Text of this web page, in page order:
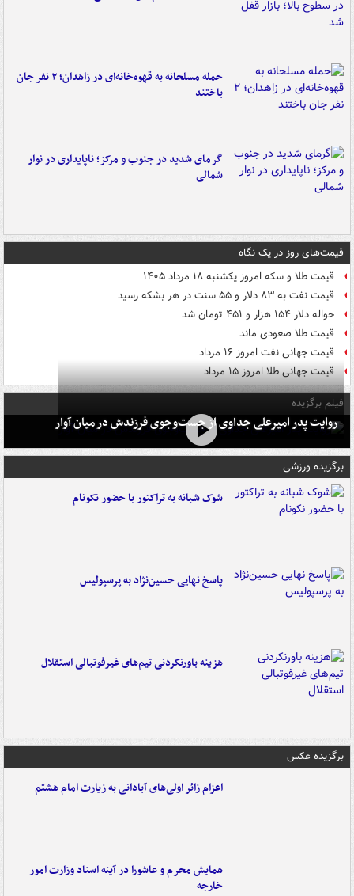
حمله مسلحانه به قهوه‌خانه‌ای در زاهدان؛ ۲ نفر جان
باختند
گرمای شدید در جنوب و مرکز؛ ناپایداری در نوار
شمالی
قیمت‌های روز در یک نگاه
قیمت طلا و سکه امروز یکشنبه ۱۸ مرداد ۱۴۰۵
قیمت نفت به ۸۳ دلار و ۵۵ سنت در هر بشکه رسید
حواله دلار ۱۵۴ هزار و ۴۵۱ تومان شد
قیمت طلا صعودی ماند
قیمت جهانی نفت امروز ۱۶ مرداد
قیمت جهانی طلا امروز ۱۵ مرداد
فیلم برگزیده
روایت پدر امیرعلی جداوی از جست‌وجوی فرزندش در میان آوار
برگزیده ورزشی
شوک شبانه به تراکتور با حضور نکونام
پاسخ نهایی حسین‌نژاد به پرسپولیس
هزینه باورنکردنی تیم‌های غیرفوتبالی استقلال
برگزیده عکس
اعزام زائر اولی‌های آبادانی به زیارت امام هشتم
همایش محرم و عاشورا در آینه اسناد وزارت امور
خارجه